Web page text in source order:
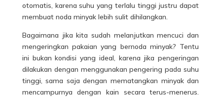
otomatis, karena suhu yang terlalu tinggi justru dapat
membuat noda minyak lebih sulit dihilangkan.
Bagaimana jika kita sudah melanjutkan mencuci dan
mengeringkanpakaian yang bernoda minyak? Tentu
ini bukan kondisi yang ideal, karena jika pengeringan
dilakukan dengan menggunakan pengering pada suhu
tinggi, sama saja dengan mematangkan minyak dan
mencampurnya dengan kain secara terus-menerus.